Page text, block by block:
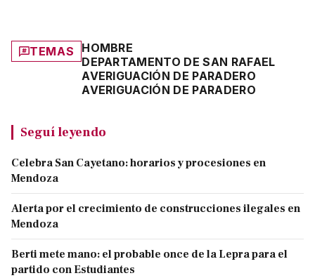
TEMAS
HOMBRE
DEPARTAMENTO DE SAN RAFAEL
AVERIGUACIÓN DE PARADERO
AVERIGUACIÓN DE PARADERO
Seguí leyendo
Celebra San Cayetano: horarios y procesiones en
Mendoza
Alerta por el crecimiento de construcciones ilegales en
Mendoza
Berti mete mano: el probable once de la Lepra para el
partido con Estudiantes